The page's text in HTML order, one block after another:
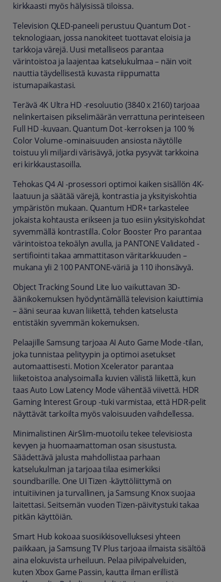
kirkkaasti myös hälyisissä tiloissa.
Television QLED-paneeli perustuu Quantum Dot -
teknologiaan, jossa nanokiteet tuottavat eloisia ja
tarkkoja värejä. Uusi metalliseos parantaa
värintoistoa ja laajentaa katselukulmaa – näin voit
nauttia täydellisestä kuvasta riippumatta
istumapaikastasi.
Terävä 4K Ultra HD -resoluutio (3840 x 2160) tarjoaa
nelinkertaisen pikselimäärän verrattuna perinteiseen
Full HD -kuvaan. Quantum Dot -kerroksen ja 100 %
Color Volume -ominaisuuden ansiosta näytölle
toistuu yli miljardi värisävyä, jotka pysyvät tarkkoina
eri kirkkaustasoilla.
Tehokas Q4 AI -prosessori optimoi kaiken sisällön 4K-
laatuun ja säätää värejä, kontrastia ja yksityiskohtia
ympäristön mukaan. Quantum HDR+ tarkastelee
jokaista kohtausta erikseen ja tuo esiin yksityiskohdat
syvemmällä kontrastilla. Color Booster Pro parantaa
värintoistoa tekoälyn avulla, ja PANTONE Validated -
sertifiointi takaa ammattitason väritarkkuuden –
mukana yli 2 100 PANTONE-väriä ja 110 ihonsävyä.
Object Tracking Sound Lite luo vaikuttavan 3D-
äänikokemuksen hyödyntämällä television kaiuttimia
– ääni seuraa kuvan liikettä, tehden katselusta
entistäkin syvemmän kokemuksen.
Pelaajille Samsung tarjoaa AI Auto Game Mode -tilan,
joka tunnistaa pelityypin ja optimoi asetukset
automaattisesti. Motion Xcelerator parantaa
liiketoistoa analysoimalla kuvien välistä liikettä, kun
taas Auto Low Latency Mode vähentää viivettä. HDR
Gaming Interest Group -tuki varmistaa, että HDR-pelit
näyttävät tarkoilta myös valoisuuden vaihdellessa.
Minimalistinen AirSlim-muotoilu tekee televisiosta
kevyen ja huomaamattoman osan sisustusta.
Säädettävä jalusta mahdollistaa parhaan
katselukulman ja tarjoaa tilaa esimerkiksi
soundbarille. One UI Tizen -käyttöliittymä on
intuitiivinen ja turvallinen, ja Samsung Knox suojaa
laitettasi. Seitsemän vuoden Tizen-päivitystuki takaa
pitkän käyttöiän.
Smart Hub kokoaa suosikkisovelluksesi yhteen
paikkaan, ja Samsung TV Plus tarjoaa ilmaista sisältöä
aina elokuvista urheiluun. Pelaa pilvipalveluiden,
kuten Xbox Game Passin, kautta ilman erillistä